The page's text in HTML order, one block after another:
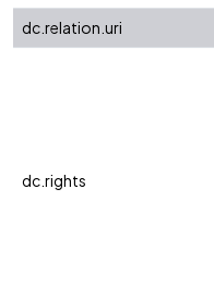
dc.relation.uri
dc.rights